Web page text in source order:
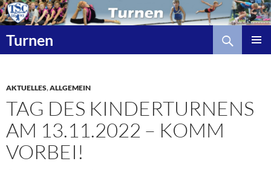
Zum
Inhalt
springen
Turnen
AKTUELLES,ALLGEMEIN
TAG DES KINDERTURNENS
AM 13.11.2022 – KOMM
VORBEI!